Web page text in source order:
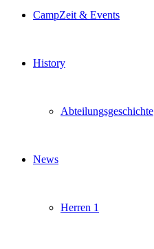
CampZeit & Events
History
Abteilungsgeschichte
News
Herren 1